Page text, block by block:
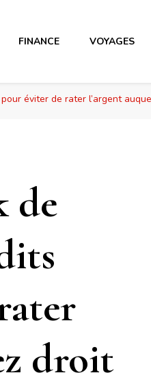
FINANCE VOYAGES
éviter de rater l’argent
de
droit